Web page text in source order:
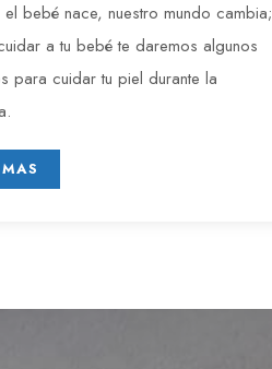
el bebé nace, nuestro mundo cambia;
a tu bebé te daremos algunos
para cuidar tu piel durante la